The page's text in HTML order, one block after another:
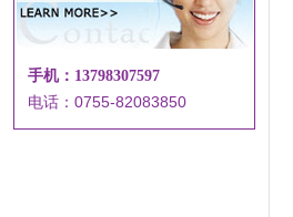
手机：13798307597
电话：0755-82083850